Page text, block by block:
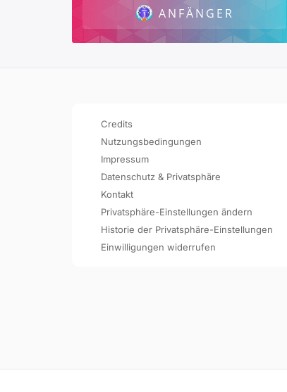
ANFÄNGER
Credits
Nutzungsbedingungen
Impressum
Datenschutz & Privatsphäre
Kontakt
Privatsphäre-Einstellungen ändern
Historie der Privatsphäre-Einstellungen
Einwilligungen widerrufen